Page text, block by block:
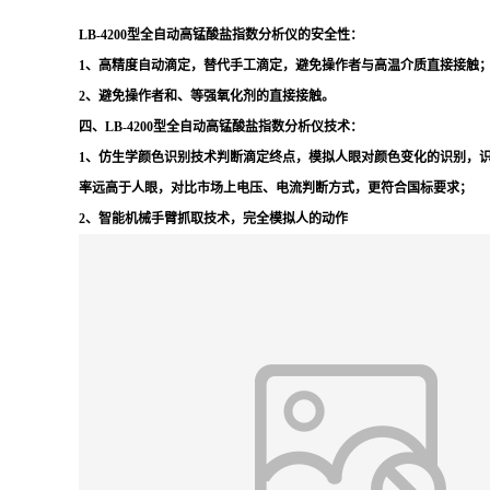
LB-4200型全自动高锰酸盐指数分析仪的安全性：
1、高精度自动滴定，替代手工滴定，避免操作者与高温介质直接接触
2、避免操作者和、等强氧化剂的直接接触。
四、 LB-4200型全自动高锰酸盐指数分析仪技术：
1、仿生学颜色识别技术判断滴定终点，模拟人眼对颜色变化的识别，
率远高于人眼，对比市场上电压、电流判断方式，更符合国标要求；
2、智能机械手臂抓取技术，完全模拟人的动作